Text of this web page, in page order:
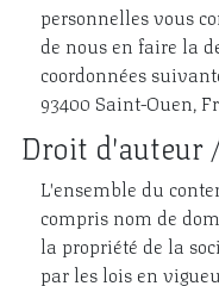
personnelles vous
de nous en faire la
coordonnées
93400 Saint-Ouen,
Droit d'auteur
L'ensemble du
compris nom de
la propriété de la
par les lois en